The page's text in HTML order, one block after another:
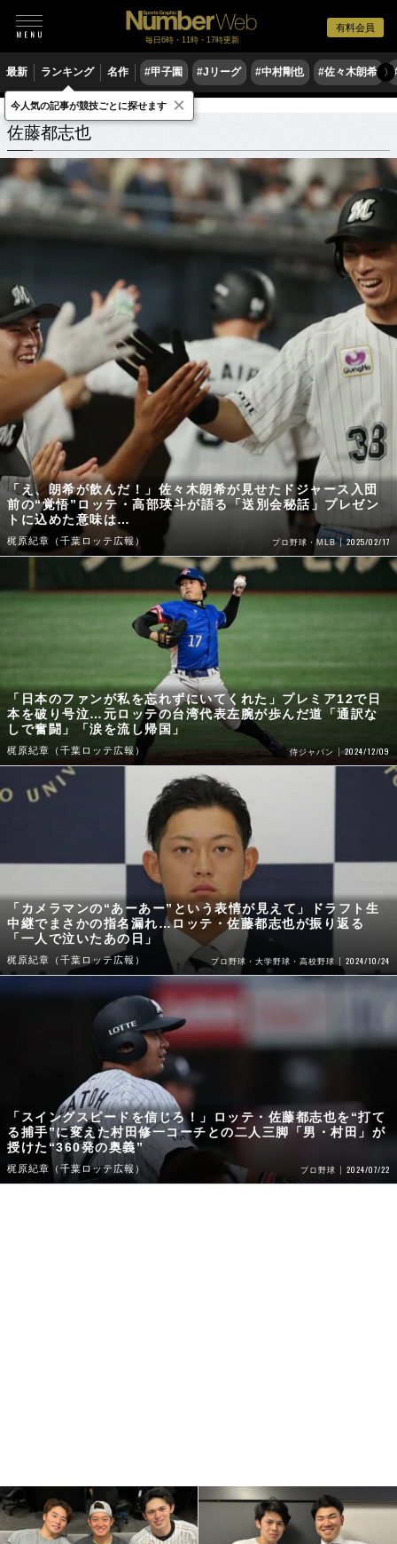
有料会員
毎日6時・11時・17時更新
最新 ランキング 名作 #甲子園 #Jリーグ #中村剛也 #佐々木朗希 〉
佐藤都志也 関連記事
佐藤都志也
「え、朗希が飲んだ！」佐々木朗希が見せたドジャース入団
前の“覚悟”ロッテ・高部瑛斗が語る「送別会秘話」プレゼン
トに込めた意味は…
梶原紀章（千葉ロッテ広報） プロ野球・MLB 2025/02/17
「日本のファンが私を忘れずにいてくれた」プレミア12で日
本を破り号泣…元ロッテの台湾代表左腕が歩んだ道「通訳な
しで奮闘」「涙を流し帰国」
梶原紀章（千葉ロッテ広報） 侍ジャパン 2024/12/09
「カメラマンの“あーあー”という表情が見えて」ドラフト生
中継でまさかの指名漏れ…ロッテ・佐藤都志也が振り返る
「一人で泣いたあの日」
梶原紀章（千葉ロッテ広報） プロ野球・大学野球・高校野球 2024/10/24
「スイングスピードを信じろ！」ロッテ・佐藤都志也を“打て
る捕手”に変えた村田修一コーチとの二人三脚「男・村田」が
授けた“360発の奥義”
梶原紀章（千葉ロッテ広報） プロ野球 2024/07/22
今人気の記事が競技ごとに探せます ×